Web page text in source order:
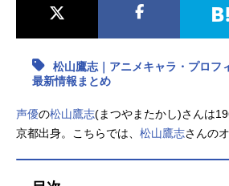
最新記事一覧
アニメ記事一覧 声優
今期アニメ曜日別一覧
松山鷹志｜アニメキャラ・プロフ
最新情報まとめ
声優の松山鷹志(まつやまたかし)さんは
京都出身。こちらでは、 松山鷹志さんの